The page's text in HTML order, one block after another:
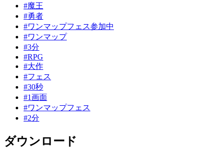
#魔王
#勇者
#ワンマップフェス参加中
#ワンマップ
#3分
#RPG
#大作
#フェス
#30秒
#1画面
#ワンマップフェス
#2分
ダウンロード